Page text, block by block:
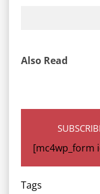
Also Read
[mc4wp_form
Tags